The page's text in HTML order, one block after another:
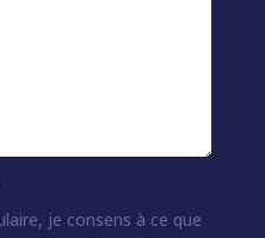
je consens à ce que